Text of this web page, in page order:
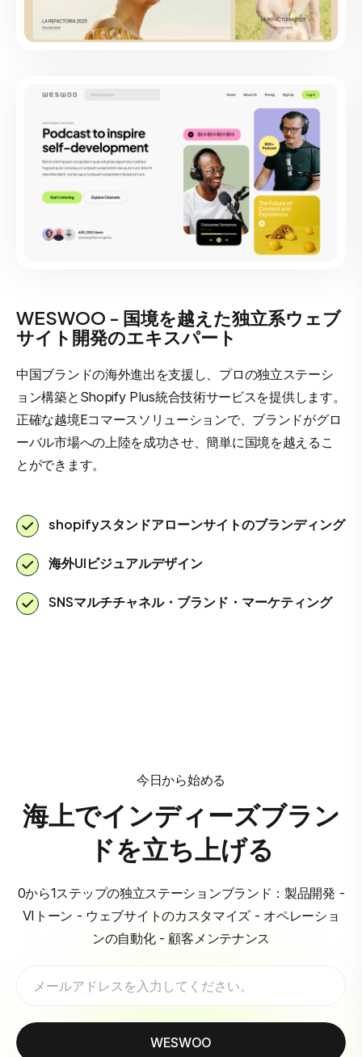
WESWOO - 国境を越えた独立系ウェブ
サイト開発のエキスパート
中国ブランドの海外進出を支援し、プロの独立ステーシ
ョン構築とShopify Plus統合技術サービスを提供します。
正確な越境Eコマースソリューションで、ブランドがグロ
ーバル市場への上陸を成功させ、簡単に国境を越えるこ
とができます。
shopifyスタンドアローンサイトのブランディング
海外UIビジュアルデザイン
SNSマルチチャネル・ブランド・マーケティング
今日から始める
海上でインディーズブラン
ドを立ち上げる
0から1ステップの独立ステーションブランド：製品開発 -
VIトーン - ウェブサイトのカスタマイズ - オペレーショ
ンの自動化 - 顧客メンテナンス
WESWOO